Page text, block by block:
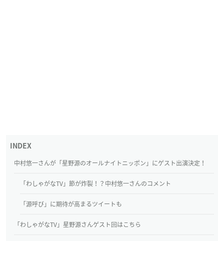
中村悠一さんが「星野源のオールナイトニッポン」にゲスト出演決定！
「わしゃがなTV」節が炸裂！？中村悠一さんのコメント
「源呼び」に期待が高まるツイートも
「わしゃがなTV」星野源さんゲスト回はこちら